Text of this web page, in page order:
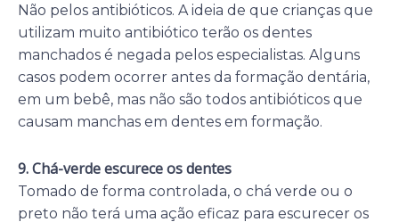
Não pelos antibióticos. A ideia de que crianças que
utilizam muito antibiótico terão os dentes
manchados é negada pelos especialistas. Alguns
casos podem ocorrer antes da formação dentária,
em um bebê, mas não são todos antibióticos que
causam manchas em dentes em formação.
9. Chá-verde escurece os dentes
Tomado de forma controlada, o chá verde ou o
preto não terá uma ação eficaz para escurecer os